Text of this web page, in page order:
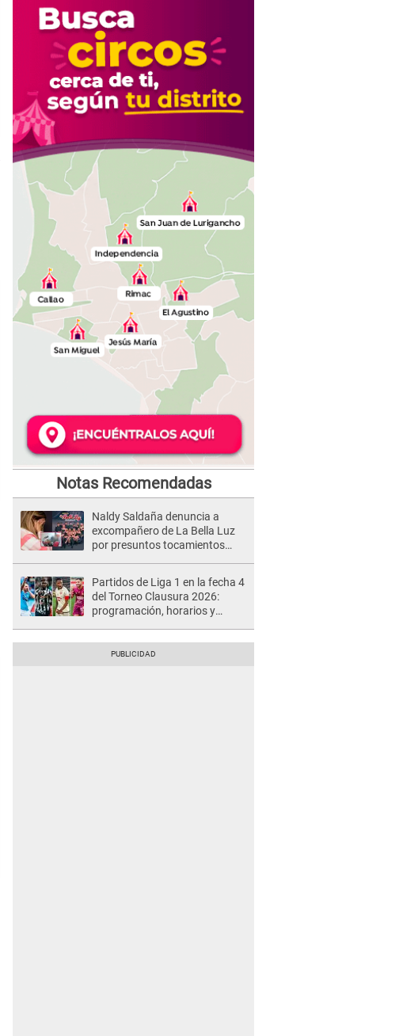
Notas Recomendadas
Naldy Saldaña denuncia a
excompañero de La Bella Luz
por presuntos tocamientos
Partidos de Liga 1 en la fecha 4
del Torneo Clausura 2026:
programación, horarios y